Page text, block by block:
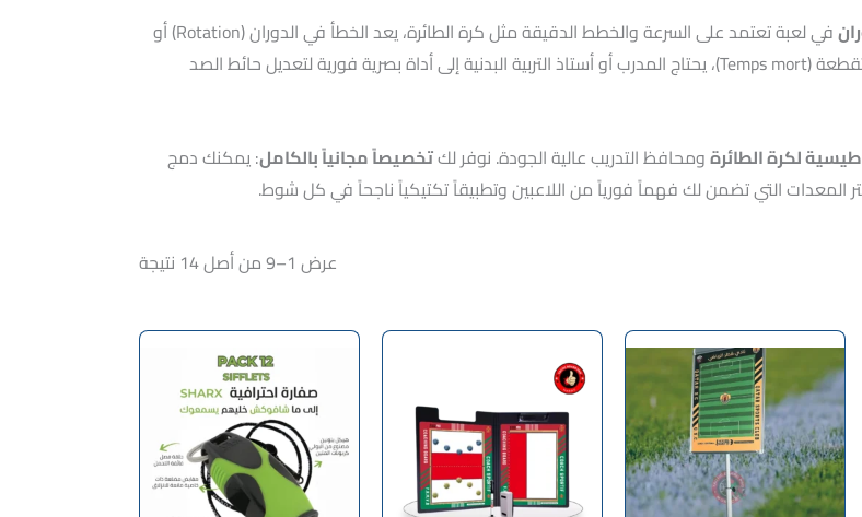
في لعبة تعتمد على السرعة والخطط الدقيقة مثل كرة الطائرة، يعد الخطأ في الدوران (Rotation) أو
التمركز الدفاعي سبباً مباشراً في خسارة النقاط. خلال الأوقات المستقطعة (Temps mort)، يحتاج المدرب أو أستاذ التربية البدنية إلى أداة بصرية فورية لتعديل حائط الصد
لكرة الطائرةومحافظ التدريب عالية الجودة. نوفر لكتخصيصاً مجانياً بالكامل: يمكنك دمج
المعدات التي تضمن لك فهماً فورياً من اللاعبين وتطبيقاً تكتيكياً ناجحاً في كل شوط.
عرض 1–9 من أصل 14 نتيجة